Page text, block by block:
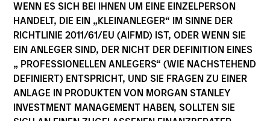
WENN ES SICH BEI IHNEN UM EINE EINZELPERSON
HANDELT, DIE EIN „KLEINANLEGER“ IM SINNE DER
RICHTLINIE 2011/61/EU (AIFMD) IST, ODER WENN SIE
EIN ANLEGER SIND, DER NICHT DER DEFINITION EINES
„ PROFESSIONELLEN ANLEGERS“ (WIE NACHSTEHEND
DEFINIERT) ENTSPRICHT, UND SIE FRAGEN ZU EINER
ANLAGE IN PRODUKTEN VON MORGAN STANLEY
INVESTMENT MANAGEMENT HABEN, SOLLTEN SIE